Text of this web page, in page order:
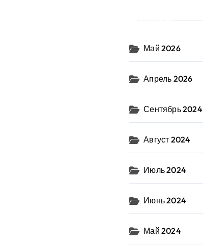
Май 2026
Апрель 2026
Сентябрь 2024
Август 2024
Июль 2024
Июнь 2024
Май 2024